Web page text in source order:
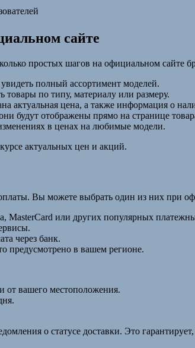
сайте
простых шагов на официальном сайте
полный ассортимент моделей.
по типу, материалу или размеру.
актуальная цена, а также информация о
будут отображены прямо на странице
в ценах на любимые модели.
актуальных цен и акций.
Вы можете выбрать один из них при
MasterCard или других популярных
через банк.
предусмотрено в вашем регионе.
от вашего местоположения.
о статусе доставки. Это